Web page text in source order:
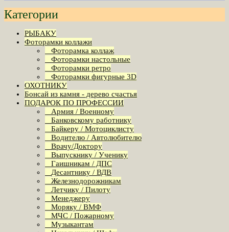
Категории
РЫБАКУ
Фоторамки коллажи
Фоторамка коллаж
Фоторамки настольные
Фоторамки ретро
Фоторамки фигурные 3D
ОХОТНИКУ
Бонсай из камня - дерево счастья
ПОДАРОК ПО ПРОФЕССИИ
Армия / Военному
Банковскому работнику
Байкеру / Мотоциклисту
Водителю / Автолюбителю
Врачу/Доктору
Выпускнику / Ученику
Гаишникам / ДПС
Десантнику / ВДВ
Железнодорожникам
Летчику / Пилоту
Менеджеру
Моряку / ВМФ
МЧС / Пожарному
Музыкантам